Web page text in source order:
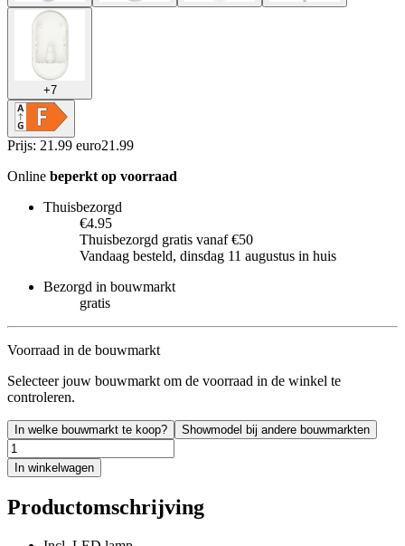
+7
Prijs: 21.99 euro21 .99
Online beperkt op voorraad
Thuisbezorgd
€4.95
Thuisbezorgd gratis vanaf €50
Vandaag besteld, dinsdag 11 augustus in huis
Bezorgd in bouwmarkt
gratis
Voorraad in de bouwmarkt
Selecteer jouw bouwmarkt om de voorraad in de winkel te
controleren.
In welke bouwmarkt te koop? Showmodel bij andere bouwmarkten
In winkelwagen
Productomschrijving